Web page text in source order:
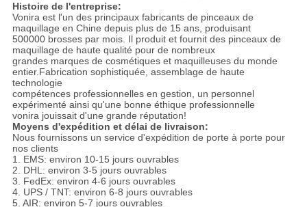
Histoire de l'entreprise:
Vonira est l'un des principaux fabricants de pinceaux de
maquillage en Chine depuis plus de 15 ans, produisant
500000 brosses par mois. Il produit et fournit des pinceaux de
maquillage de haute qualité pour de nombreux
grandes marques de cosmétiques et maquilleuses du monde
entier.Fabrication sophistiquée, assemblage de haute
technologie
compétences professionnelles en gestion, un personnel
expérimenté ainsi qu'une bonne éthique professionnelle
vonira jouissait d'une grande réputation!
Moyens d'expédition et délai de livraison:
Nous fournissons un service d'expédition de porte à porte pour
nos clients
1. EMS: environ 10-15 jours ouvrables
2. DHL: environ 3-5 jours ouvrables
3. FedEx: environ 4-6 jours ouvrables
4. UPS / TNT: environ 6-8 jours ouvrables
5. AIR: environ 5-7 jours ouvrables